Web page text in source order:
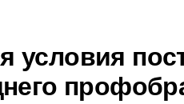
условия